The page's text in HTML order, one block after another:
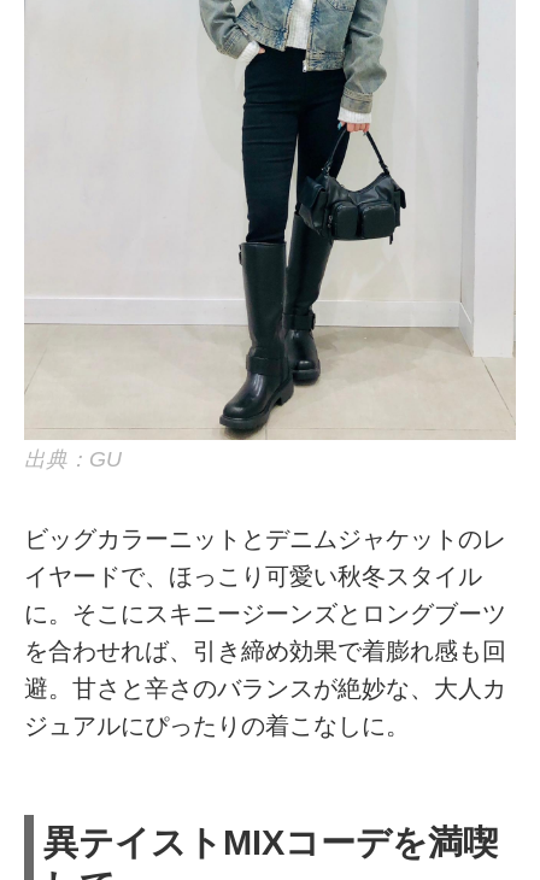
出典：GU
ビッグカラーニットとデニムジャケットのレ
イヤードで、ほっこり可愛い秋冬スタイル
に。そこにスキニージーンズとロングブーツ
を合わせれば、引き締め効果で着膨れ感も回
避。甘さと辛さのバランスが絶妙な、大人カ
ジュアルにぴったりの着こなしに。
異テイストMIXコーデを満喫